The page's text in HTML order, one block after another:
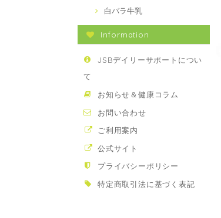
白バラ牛乳
Information
JSBデイリーサポートについ
て
お知らせ＆健康コラム
お問い合わせ
ご利用案内
公式サイト
プライバシーポリシー
特定商取引法に基づく表記